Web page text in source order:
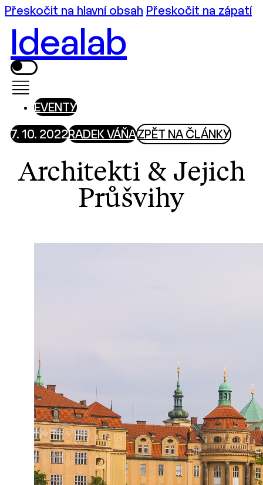
Přeskočit na hlavní obsah Přeskočit na zápatí
Idealab
EVENTY
7. 10. 2022RADEK VÁŇAZPĚT NA ČLÁNKY
Architekti & Jejich
Průšvihy